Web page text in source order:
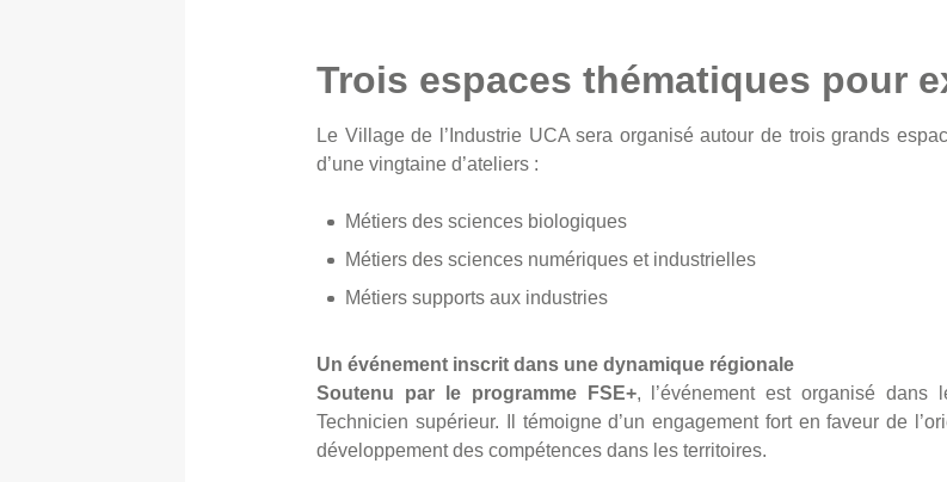
Trois espaces thématiques pour
Le Village de l’Industrie UCA sera organisé autour de trois grands
d’une vingtaine d’ateliers :
Métiers des sciences biologiques
Métiers des sciences numériques et industrielles
Métiers supports aux industries
Un événement inscrit dans une dynamique régionale
Soutenu par le programme FSE+, l’événement est organisé dans
Technicien supérieur. Il témoigne d’un engagement fort en faveur de
développement des compétences dans les territoires.